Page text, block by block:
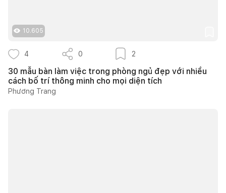
10.605
4 0 2
30 mẫu bàn làm việc trong phòng ngủ đẹp với nhiều
cách bố trí thông minh cho mọi diện tích
Phương Trang